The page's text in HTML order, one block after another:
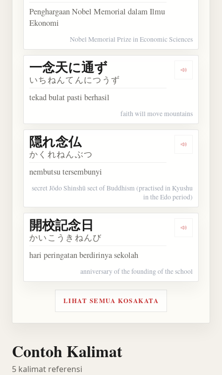
Penghargaan Nobel Memorial dalam Ilmu
Ekonomi
Nobel Memorial Prize in Economic Sciences
Dengarkan
一念天に通ず
いちねんてんにつうず
tekad bulat pasti berhasil
faith will move mountains
Dengarkan
隠れ念仏
かくれねんぶつ
nembutsu tersembunyi
secret Jōdo Shinshū sect of Buddhism (practised in Kyushu
in the Edo period)
Dengarkan
開校記念日
かいこうきねんび
hari peringatan berdirinya sekolah
anniversary of the founding of the school
LIHAT SEMUA KOSAKATA
Contoh Kalimat
5 kalimat referensi